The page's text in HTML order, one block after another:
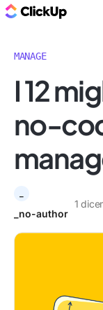
MANAGE
I 12
no-
_no-author
1